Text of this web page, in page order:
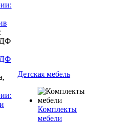
Детская мебель
Комплекты
мебели